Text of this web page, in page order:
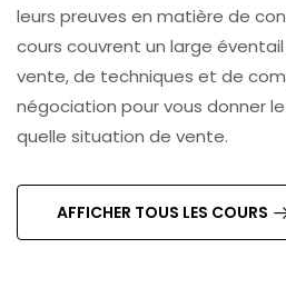
leurs preuves en matière de
cours couvrent un large
vente, de techniques et de
négociation pour vous donner
quelle situation de vente.
AFFICHER TOUS LES COURS